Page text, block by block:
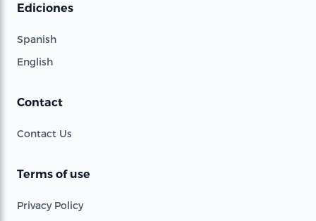
Ediciones
Spanish
English
Contact
Contact Us
Terms of use
Privacy Policy